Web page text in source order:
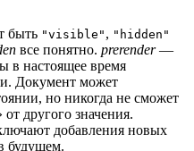
быть "visible" , "hidden"
все понятно. prerender—
в настоящее время
Документ может
но никогда не сможет
другого значения.
добавления новых
будущем.